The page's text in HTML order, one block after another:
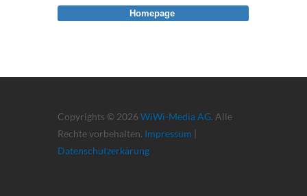
Copyrights © 2026 WiWi-Media AG. Alle
Rechte vorbehalten. Impressum |
Datenschutzerkärung
Homepage